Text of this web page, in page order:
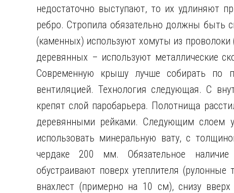
недостаточно выступают, то их удлиняют
ребро. Стропила обязательно должны быть
(каменных) используют хомуты из
деревянных – используют металлические
Современную крышу лучше собирать по
вентиляцией. Технология следующая. С
крепят слой паробарьера. Полотнища
деревянными рейками. Следующим слоем
использовать минеральную вату, с
чердаке 200 мм. Обязательное наличие
обустраивают поверх утеплителя
внахлест (примерно на 10 см), снизу